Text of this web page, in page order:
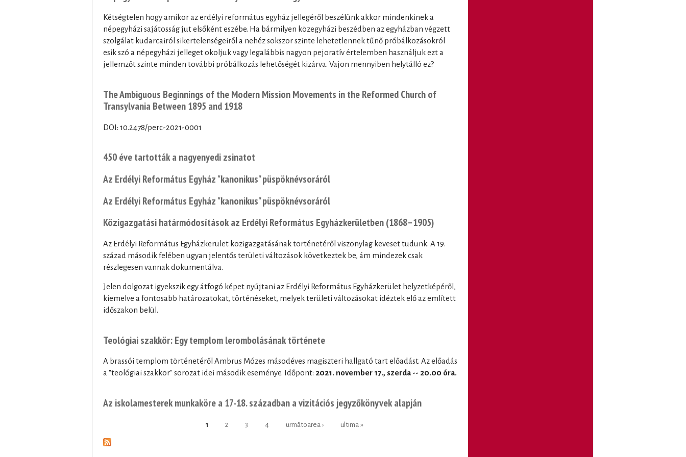
Kétségtelen hogy amikor az erdélyi református egyház jellegéről beszélünk akkor mindenkinek a
népegyházi sajátosság jut elsőként eszébe. Ha bármilyen közegyházi beszédben az egyházban végzett
szolgálat kudarcairól sikertelenségeiről a nehéz sokszor szinte lehetetlennek tűnő próbálkozásokról
esik szó a népegyházi jelleget okoljuk vagy legalábbis nagyon pejoratív értelemben használjuk ezt a
jellemzőt szinte minden további próbálkozás lehetőségét kizárva. Vajon mennyiben helytálló ez?
The Ambiguous Beginnings of the Modern Mission Movements in the Reformed Church of
Transylvania Between 1895 and 1918
DOI: 10.2478/perc-2021-0001
450 éve tartották a nagyenyedi zsinatot
Az Erdélyi Református Egyház "kanonikus" püspöknévsoráról
Az Erdélyi Református Egyház "kanonikus" püspöknévsoráról
Közigazgatási határmódosítások az Erdélyi Református Egyházkerületben (1868–1905)
Az Erdélyi Református Egyházkerület közigazgatásának történetéről viszonylag keveset tudunk. A 19.
század második felében ugyan jelentős területi változások következtek be, ám mindezek csak
részlegesen vannak dokumentálva.
Jelen dolgozat igyekszik egy átfogó képet nyújtani az Erdélyi Református Egyházkerület helyzetképéről,
kiemelve a fontosabb határozatokat, történéseket, melyek területi változásokat idéztek elő az említett
időszakon belül.
Teológiai szakkör: Egy templom lerombolásának története
A brassói templom történetéről Ambrus Mózes másodéves magiszteri hallgató tart előadást. Az előadás
a "teológiai szakkör" sorozat idei második eseménye. Időpont: 2021. november 17., szerda -- 20.00 óra.
Az iskolamesterek munkaköre a 17-18. században a vizitációs jegyzőkönyvek alapján
1 2 3 4 următoarea › ultima »